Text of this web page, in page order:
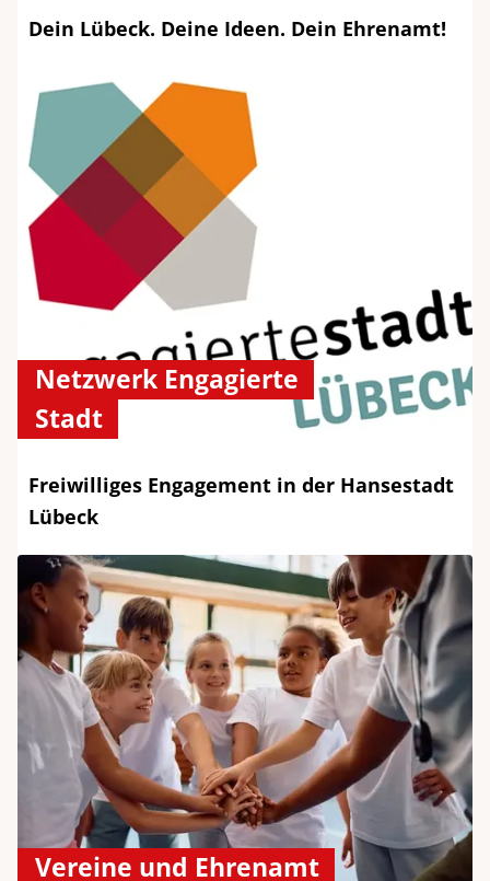
Dein Lübeck. Deine Ideen. Dein Ehrenamt!
Netzwerk Engagierte
Stadt
Freiwilliges Engagement in der Hansestadt
Lübeck
Vereine und Ehrenamt